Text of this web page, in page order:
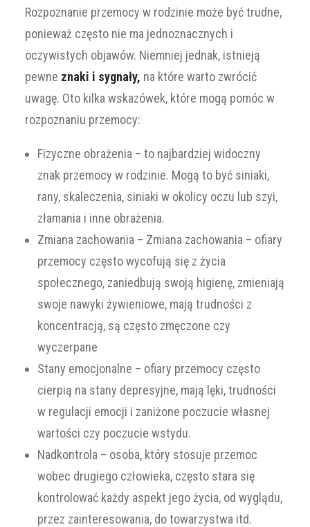
Rozpoznanie przemocy w rodzinie może być trudne,
ponieważ często nie ma jednoznacznych i
oczywistych objawów. Niemniej jednak, istnieją
pewne znaki i sygnały, na które warto zwrócić
uwagę. Oto kilka wskazówek, które mogą pomóc w
rozpoznaniu przemocy:
Fizyczne obrażenia – to najbardziej widoczny
znak przemocy w rodzinie. Mogą to być siniaki,
rany, skaleczenia, siniaki w okolicy oczu lub szyi,
złamania i inne obrażenia.
Zmiana zachowania – Zmiana zachowania – ofiary
przemocy często wycofują się z życia
społecznego, zaniedbują swoją higienę, zmieniają
swoje nawyki żywieniowe, mają trudności z
koncentracją, są często zmęczone czy
wyczerpane
Stany emocjonalne – ofiary przemocy często
cierpią na stany depresyjne, mają lęki, trudności
w regulacji emocji i zaniżone poczucie własnej
wartości czy poczucie wstydu.
Nadkontrola – osoba, który stosuje przemoc
wobec drugiego człowieka, często stara się
kontrolować każdy aspekt jego życia, od wyglądu,
przez zainteresowania, do towarzystwa itd.